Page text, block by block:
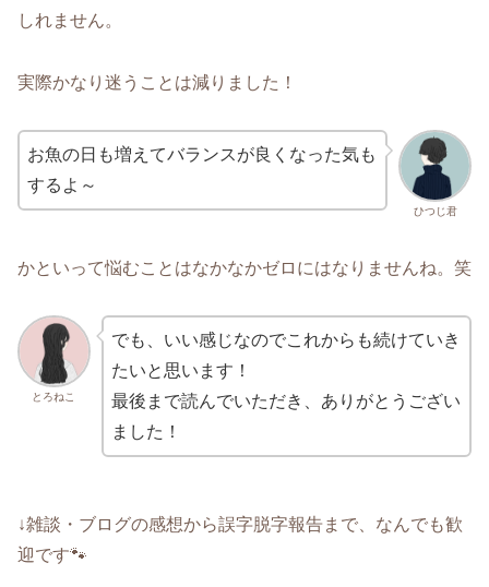
しれません。
実際かなり迷うことは減りました！
ひつじ君
お魚の日も増えてバランスが良くなった気も
するよ～
かといって悩むことはなかなかゼロにはなりませんね。笑
とろねこ
でも、いい感じなのでこれからも続けていき
たいと思います！
最後まで読んでいただき、ありがとうござい
ました！
↓雑談・ブログの感想から誤字脱字報告まで、なんでも歓
迎です🐾